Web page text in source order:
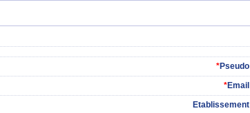
*Pseudo
*Email
Etablissement